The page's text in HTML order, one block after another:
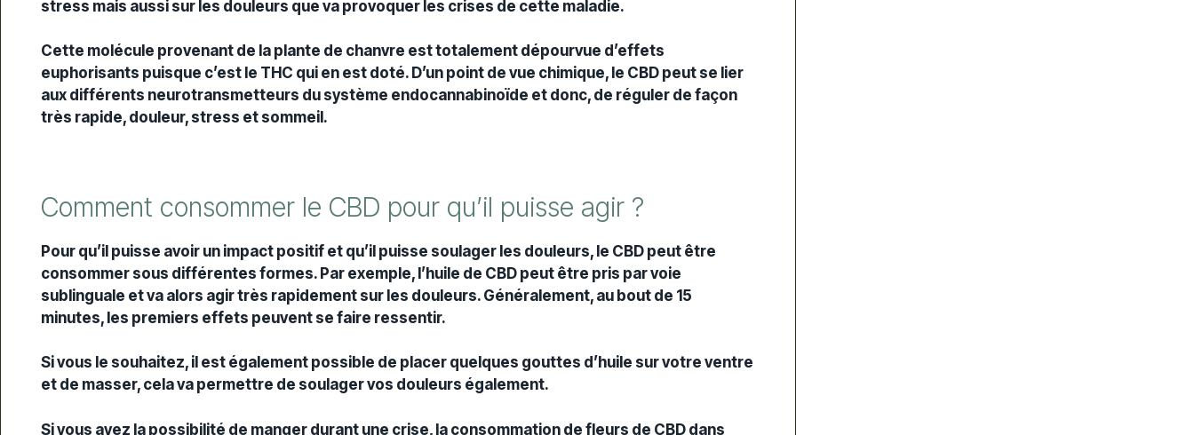
stress mais aussi sur les douleurs que va provoquer les crises de cette maladie.
Cette molécule provenant de la plante de chanvre est totalement dépourvue d’effets
euphorisants puisque c’est le THC qui en est doté. D’un point de vue chimique, le CBD peut se lier
aux différents neurotransmetteurs du système endocannabinoïde et donc, de réguler de façon
très rapide, douleur, stress et sommeil.
Comment consommer le CBD pour qu’il puisse agir ?
Pour qu’il puisse avoir un impact positif et qu’il puisse soulager les douleurs, le CBD peut être
consommer sous différentes formes. Par exemple, l’huile de CBD peut être pris par voie
sublinguale et va alors agir très rapidement sur les douleurs. Généralement, au bout de 15
minutes, les premiers effets peuvent se faire ressentir.
Si vous le souhaitez, il est également possible de placer quelques gouttes d’huile sur votre ventre
et de masser, cela va permettre de soulager vos douleurs également.
Si vous avez la possibilité de manger durant une crise, la consommation de fleurs de CBD dans